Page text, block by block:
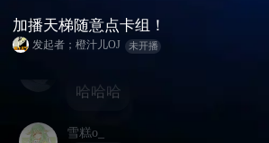
公告: 群号: 973857239
哈哈哈
雪糕o_
加播天梯随意点卡组！
发起者；橙汁儿OJ 未开播